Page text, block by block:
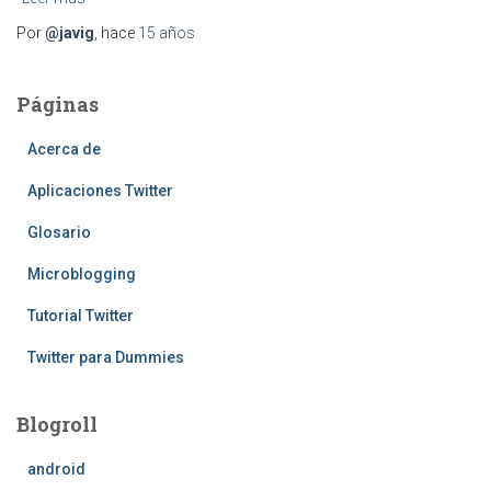
Por@javig , hace 15 años
Páginas
Acerca de
Aplicaciones Twitter
Glosario
Microblogging
Tutorial Twitter
Twitter para Dummies
Blogroll
android